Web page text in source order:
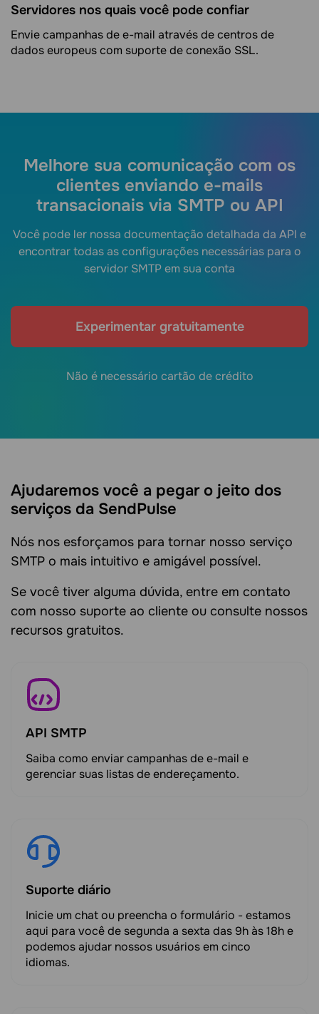
Servidores nos quais você pode confiar
Envie campanhas de e-mail através de centros de
dados europeus com suporte de conexão SSL.
Melhore sua comunicação com os
clientes enviando e-mails
transacionais via SMTP ou API
Você pode ler nossa documentação detalhada da API e
encontrar todas as configurações necessárias para o
servidor SMTP em sua conta
Experimentar gratuitamente
Não é necessário cartão de crédito
Ajudaremos você a pegar o jeito dos
serviços da SendPulse
Nós nos esforçamos para tornar nosso serviço
SMTP o mais intuitivo e amigável possível.
Se você tiver alguma dúvida, entre em contato
com nosso suporte ao cliente ou consulte nossos
recursos gratuitos.
API SMTP
Saiba como enviar campanhas de e-mail e
gerenciar suas listas de endereçamento.
Suporte diário
Inicie um chat ou preencha o formulário - estamos
aqui para você de segunda a sexta das 9h às 18h e
podemos ajudar nossos usuários em cinco
idiomas.